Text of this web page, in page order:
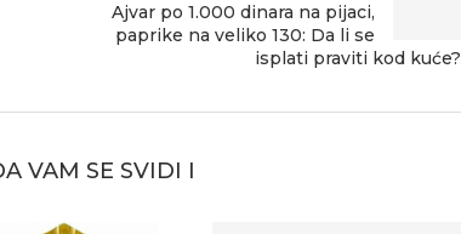
Ajvar po 1.000 dinara na pijaci,
paprike na veliko 130: Da li se
isplati praviti kod kuće?
VAM SE SVIDI I